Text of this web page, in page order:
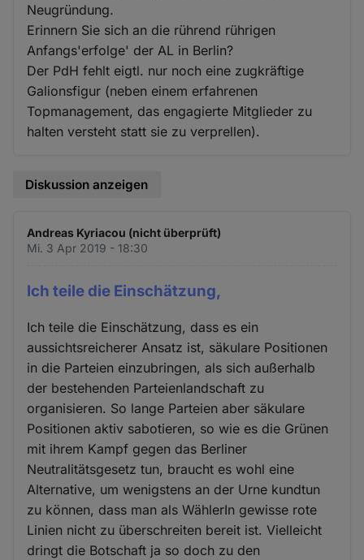
Neugründung.
Erinnern Sie sich an die rührend rührigen
Anfangs'erfolge' der AL in Berlin?
Der PdH fehlt eigtl. nur noch eine zugkräftige
Galionsfigur (neben einem erfahrenen
Topmanagement, das engagierte Mitglieder zu
halten versteht statt sie zu verprellen).
Diskussion anzeigen
Andreas Kyriacou (nicht überprüft)
Mi. 3 Apr 2019 - 18:30
Ich teile die Einschätzung,
Ich teile die Einschätzung, dass es ein
aussichtsreicherer Ansatz ist, säkulare Positionen
in die Parteien einzubringen, als sich außerhalb
der bestehenden Parteienlandschaft zu
organisieren. So lange Parteien aber säkulare
Positionen aktiv sabotieren, so wie es die Grünen
mit ihrem Kampf gegen das Berliner
Neutralitätsgesetz tun, braucht es wohl eine
Alternative, um wenigstens an der Urne kundtun
zu können, dass man als WählerIn gewisse rote
Linien nicht zu überschreiten bereit ist. Vielleicht
dringt die Botschaft ja so doch zu den